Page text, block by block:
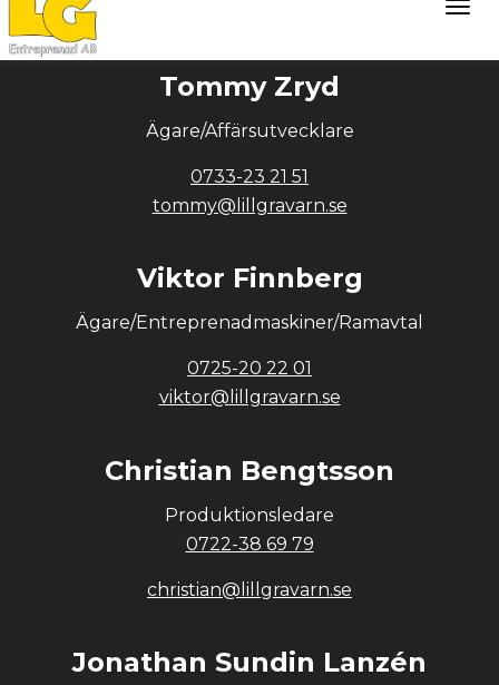
Tommy Zryd
Ägare/Affärsutvecklare
0733-23 21 51
tommy@lillgravarn.se
Viktor Finnberg
Ägare/Entreprenadmaskiner/Ramavtal
0725-20 22 01
viktor@lillgravarn.se
Christian Bengtsson
Produktionsledare
0722-38 69 79
christian@lillgravarn.se
Jonathan Sundin Lanzén